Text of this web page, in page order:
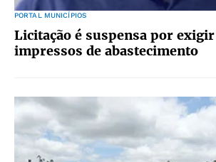
PORTAL MUNICÍPIOS
Licitação é suspensa por
impressos de abastecimento